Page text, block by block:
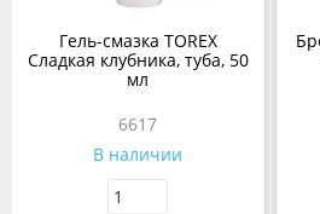
Гель-смазка TOREX
Сладкая клубника, туба, 50
мл
6617
В наличии